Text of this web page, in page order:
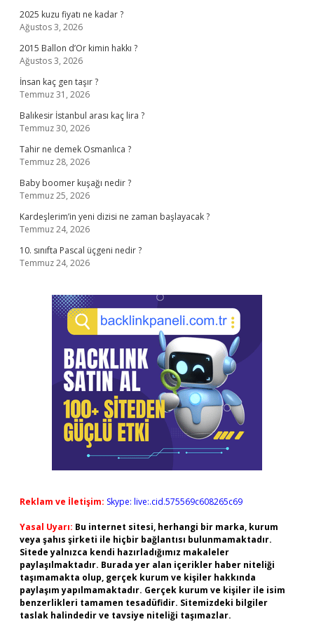
2025 kuzu fiyatı ne kadar ?
Ağustos 3, 2026
2015 Ballon d’Or kimin hakkı ?
Ağustos 3, 2026
İnsan kaç gen taşır ?
Temmuz 31, 2026
Balıkesir İstanbul arası kaç lira ?
Temmuz 30, 2026
Tahir ne demek Osmanlıca ?
Temmuz 28, 2026
Baby boomer kuşağı nedir ?
Temmuz 25, 2026
Kardeşlerim’in yeni dizisi ne zaman başlayacak ?
Temmuz 24, 2026
10. sınıfta Pascal üçgeni nedir ?
Temmuz 24, 2026
Reklam ve İletişim: Skype: live:.cid.575569c608265c69
Yasal Uyarı: Bu internet sitesi, herhangi bir marka, kurum
veya şahıs şirketi ile hiçbir bağlantısı bulunmamaktadır.
Sitede yalnızca kendi hazırladığımız makaleler
paylaşılmaktadır. Burada yer alan içerikler haber niteliği
taşımamakta olup, gerçek kurum ve kişiler hakkında
paylaşım yapılmamaktadır. Gerçek kurum ve kişiler ile isim
benzerlikleri tamamen tesadüfidir. Sitemizdeki bilgiler
taslak halindedir ve tavsiye niteliği taşımazlar.